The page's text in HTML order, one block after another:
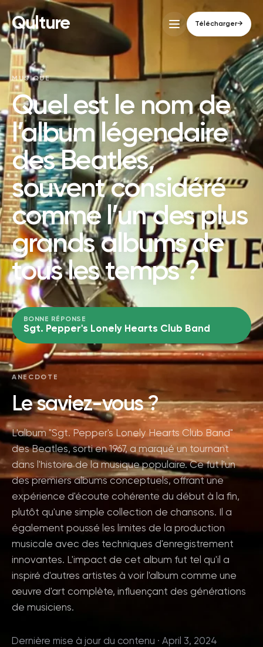
Qulture Télécharger→
MUSIQUE
Quel est le nom de
l’album légendaire
des Beatles,
souvent considéré
comme l’un des plus
grands albums de
tous les temps ?
BONNE RÉPONSE
Sgt. Pepper's Lonely Hearts Club Band
ANECDOTE
Le saviez-vous ?
L'album "Sgt. Pepper's Lonely Hearts Club Band"
des Beatles, sorti en 1967, a marqué un tournant
dans l'histoire de la musique populaire. Ce fut l'un
des premiers albums conceptuels, offrant une
expérience d'écoute cohérente du début à la fin,
plutôt qu'une simple collection de chansons. Il a
également poussé les limites de la production
musicale avec des techniques d'enregistrement
innovantes. L'impact de cet album fut tel qu'il a
inspiré d'autres artistes à voir l'album comme une
œuvre d'art complète, influençant des générations
de musiciens.
Dernière mise à jour du contenu · April 3, 2024